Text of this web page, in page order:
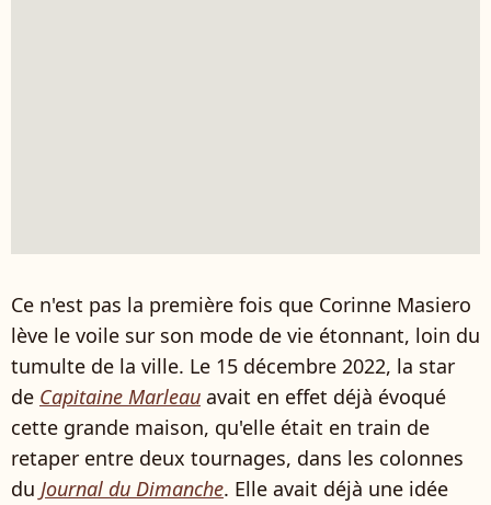
Ce n'est pas la première fois que Corinne Masiero
lève le voile sur son mode de vie étonnant, loin du
tumulte de la ville. Le 15 décembre 2022, la star
de Capitaine Marleau avait en effet déjà évoqué
cette grande maison, qu'elle était en train de
retaper entre deux tournages, dans les colonnes
du Journal du Dimanche. Elle avait déjà une idée